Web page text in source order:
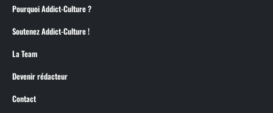
Pourquoi Addict-Culture ?
Soutenez Addict-Culture !
La Team
Devenir rédacteur
Contact